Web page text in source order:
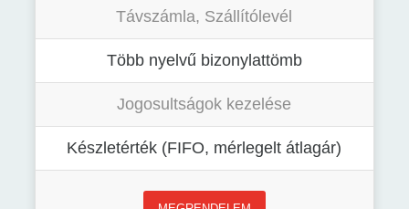
Távszámla, Szállítólevél
Több nyelvű bizonylattömb
Jogosultságok kezelése
Készletérték (FIFO, mérlegelt átlagár)